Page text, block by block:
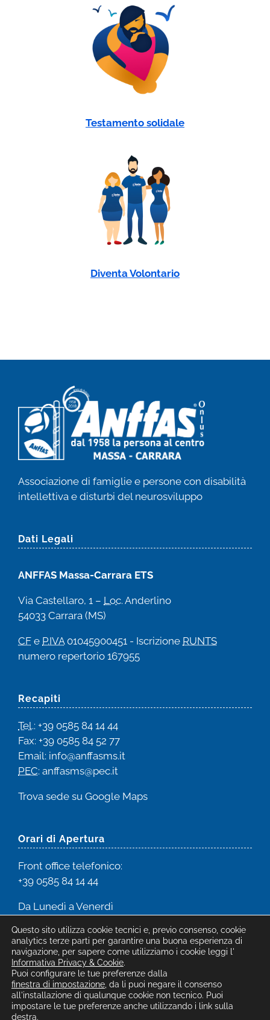
Testamento solidale
Diventa Volontario
Associazione di famiglie e persone con disabilità
intellettiva e disturbi del neurosviluppo
Dati Legali
ANFFAS Massa-Carrara ETS
Via Castellaro, 1 – Loc. Anderlino
54033 Carrara (MS)
CF e P.IVA01045900451 - Iscrizione RUNTS
numero repertorio 167955
Recapiti
Tel.: +39 0585 84 14 44
Fax: +39 0585 84 52 77
Email: info@anffasms.it
PEC: anffasms@pec.it
Trova sede su Google Maps
Orari di Apertura
Front office telefonico:
+39 0585 84 14 44
Da Lunedì a Venerdì
©2026 ANFFAS Massa-Carrara ETS -Privacy| Modifica
Questo sito utilizza cookie tecnici e, previo consenso, cookie
analytics terze parti per garantire una buona esperienza di
navigazione, per sapere come utilizziamo i cookie leggi l'
Informativa Privacy & Cookie.
Puoi configurare le tue preferenze dalla
finestra di impostazione , da li puoi negare il consenso
all'installazione di qualunque cookie non tecnico. Puoi
impostare le tue preferenze anche utilizzando i link sulla
destra.